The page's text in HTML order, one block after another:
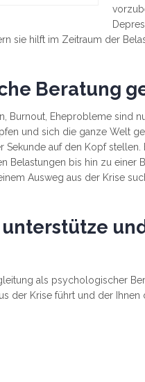
sie hilft im Zeitraum der
Beratung
Burnout, Eheprobleme sind
und sich die ganze Welt
auf den Kopf
Belastungen bis hin zu
Ausweg aus der Krise
als psychologischer
der Krise führt und der